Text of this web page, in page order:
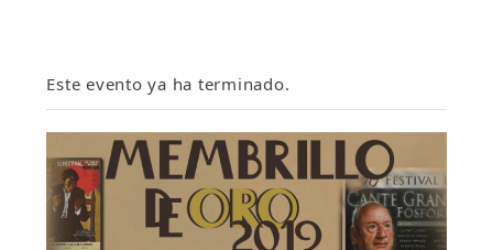
Este evento ya ha terminado.